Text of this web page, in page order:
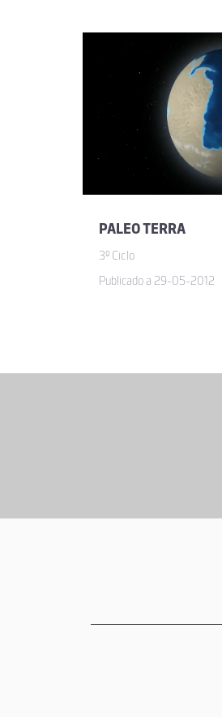
PALEO TERRA
3º Ciclo
Publicado a 29-05-2012